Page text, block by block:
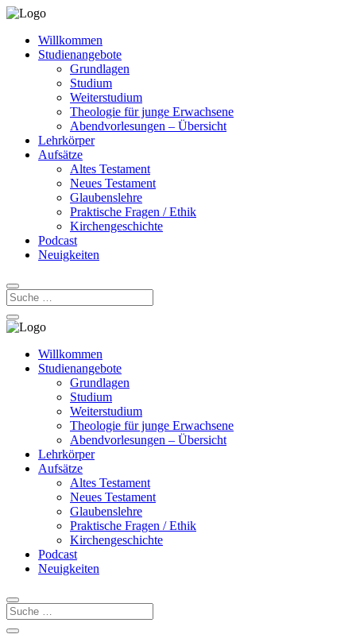
Willkommen
Studienangebote
Grundlagen
Studium
Weiterstudium
Theologie für junge Erwachsene
Abendvorlesungen – Übersicht
Lehrkörper
Aufsätze
Altes Testament
Neues Testament
Glaubenslehre
Praktische Fragen / Ethik
Kirchengeschichte
Podcast
Neuigkeiten
Willkommen
Studienangebote
Grundlagen
Studium
Weiterstudium
Theologie für junge Erwachsene
Abendvorlesungen – Übersicht
Lehrkörper
Aufsätze
Altes Testament
Neues Testament
Glaubenslehre
Praktische Fragen / Ethik
Kirchengeschichte
Podcast
Neuigkeiten